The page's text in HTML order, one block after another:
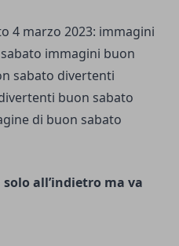
all’indietro ma va